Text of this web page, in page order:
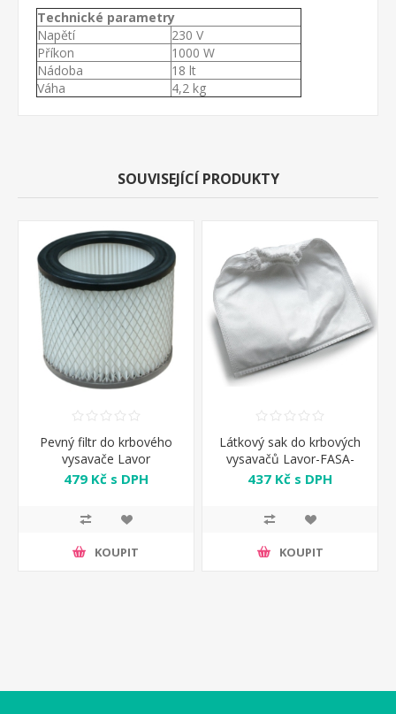
Technické parametry
Napětí
230 V
Příkon
1000 W
Nádoba
18 lt
Váha
4,2 kg
SOUVISEJÍCÍ PRODUKTY
Pevný filtr do krbového
vysavače Lavor
5.212.0152
479 Kč s DPH
KOUPIT
Látkový sak do krbových
vysavačů Lavor-FASA-
Valex
437 Kč s DPH
KOUPIT